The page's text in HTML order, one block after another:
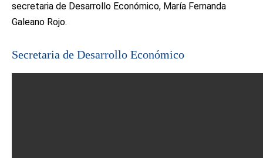
secretaria de Desarrollo Económico, María Fernanda
Galeano Rojo.
Secretaria de Desarrollo Económico